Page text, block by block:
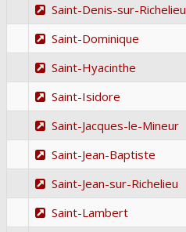
Saint-Denis-sur-Richelieu
Saint-Dominique
Saint-Hyacinthe
Saint-Isidore
Saint-Jacques-le-Mineur
Saint-Jean-Baptiste
Saint-Jean-sur-Richelieu
Saint-Lambert